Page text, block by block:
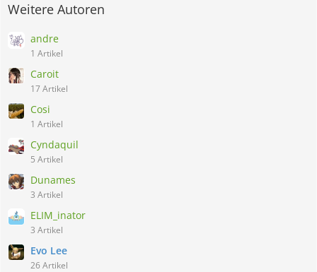
Weitere Autoren
andre
1 Artikel
Caroit
17 Artikel
Cosi
1 Artikel
Cyndaquil
5 Artikel
Dunames
3 Artikel
ELIM_inator
3 Artikel
Evo Lee
26 Artikel